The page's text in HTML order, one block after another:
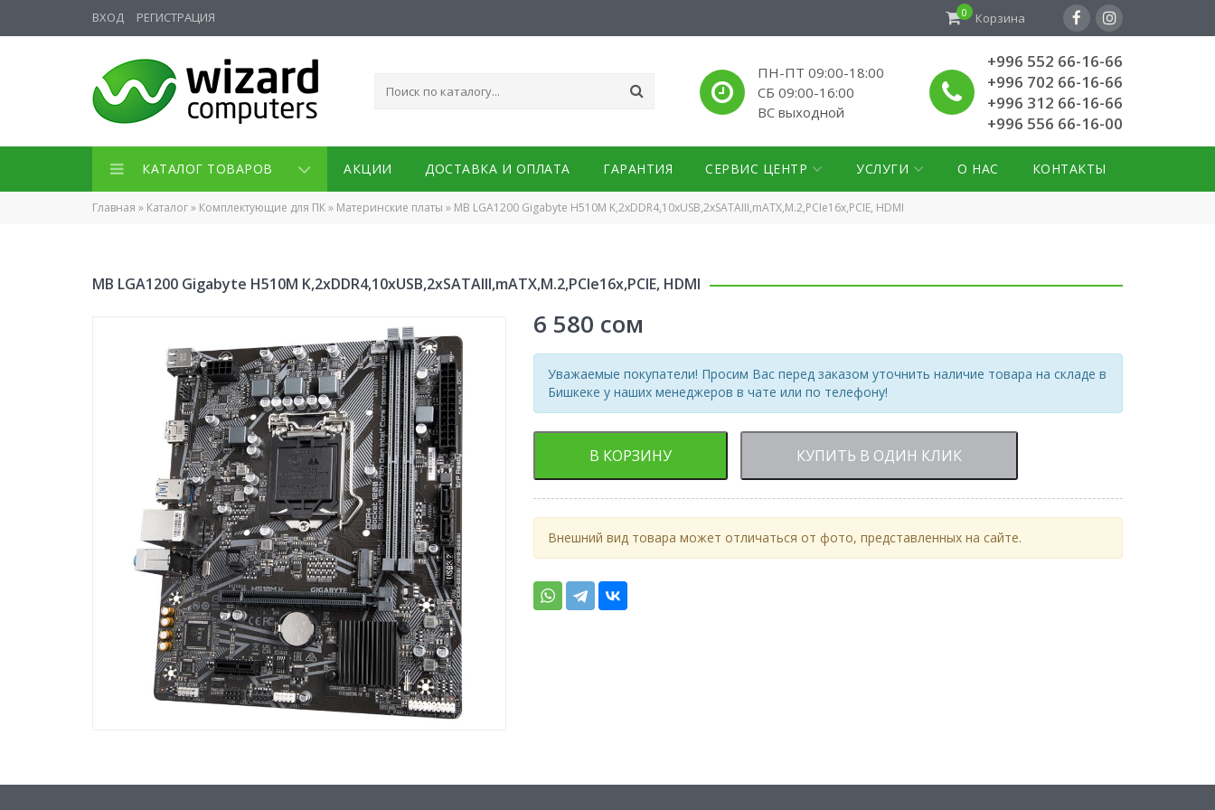
ВХОД РЕГИСТРАЦИЯ 0 Корзина
ПН-ПТ 09:00-18:00
СБ 09:00-16:00
ВС выходной
+996 552 66-16-66
+996 702 66-16-66
+996 312 66-16-66
+996 556 66-16-00
КАТАЛОГ ТОВАРОВ АКЦИИ ДОСТАВКА И ОПЛАТА ГАРАНТИЯ СЕРВИС ЦЕНТР УСЛУГИ О НАС КОНТАКТЫ
Главная » Каталог» Комплектующие для ПК» Материнские платы » MB LGA1200 Gigabyte H510M K,2xDDR4,10xUSB,2xSATAIII,mATX,M.2,PCIe16x,PCIE, HDMI
MB LGA1200 Gigabyte H510M K,2xDDR4,10xUSB,2xSATAIII,mATX,M.2,PCIe16x,PCIE, HDMI
6 580 сом
Уважаемые покупатели! Просим Вас перед заказом уточнить наличие товара на складе в
Бишкеке у наших менеджеров в чате или по телефону!
В КОРЗИНУ КУПИТЬ В ОДИН КЛИК
Внешний вид товара может отличаться от фото, представленных на сайте.